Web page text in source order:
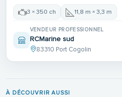
3 × 350 ch 11,8 m × 3,3 m
VENDEUR PROFESSIONNEL
RCMarine sud
83310 Port Cogolin
À DÉCOUVRIR AUSSI